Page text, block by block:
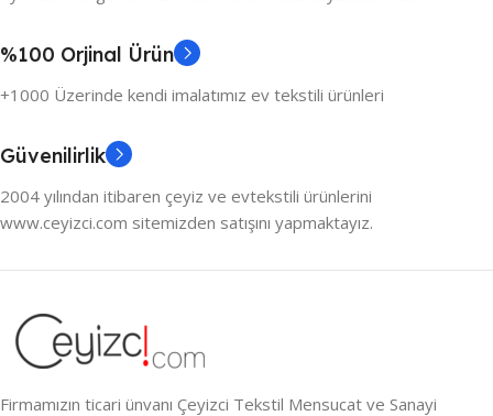
%100 Orjinal Ürün
+1000 Üzerinde kendi imalatımız ev tekstili ürünleri
Güvenilirlik
2004 yılından itibaren çeyiz ve evtekstili ürünlerini
www.ceyizci.com sitemizden satışını yapmaktayız.
Firmamızın ticari ünvanı Çeyizci Tekstil Mensucat ve Sanayi